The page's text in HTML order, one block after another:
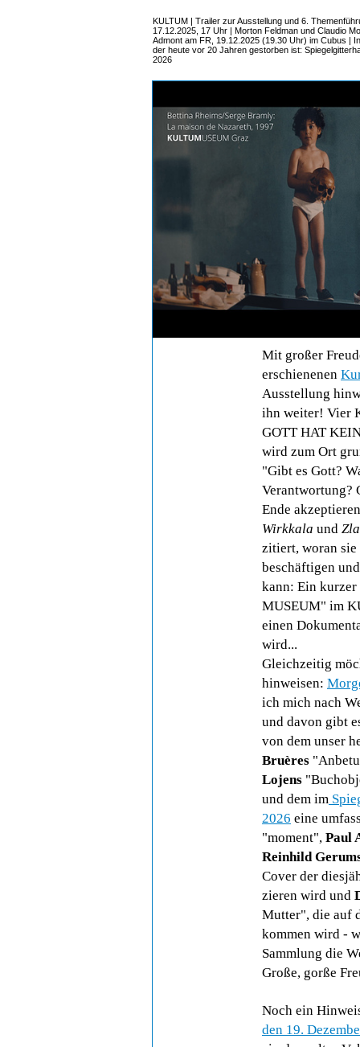
KULTUM | Trailer zur Ausstellung und 6.
17.12.2025, 17 Uhr | Morton Feldman und Claudio
Admont am FR, 19.12.2025 (19.30 Uhr) im Cubus |
der heute vor 20 Jahren gestorben ist:
2026
Mit großer
erschienenen
Ausstellung
ihn weiter! Vier
GOTT HAT
wird zum Ort
"Gibt es Gott?
Verantwortung?
Ende
Wirkkala und
zitiert, woran sie
beschäftigen
kann: Ein
MUSEUM" im
einen
wird...
Gleichzeitig
hinweisen:
ich mich nach
und davon gibt
von dem unser
Bruères
Lojens
und dem im
2026 eine
"moment", Paul
Reinhild
Cover der
zieren wird und
Mutter", die auf
kommen wird -
Sammlung die
Große, gorße
Noch ein
den 19.